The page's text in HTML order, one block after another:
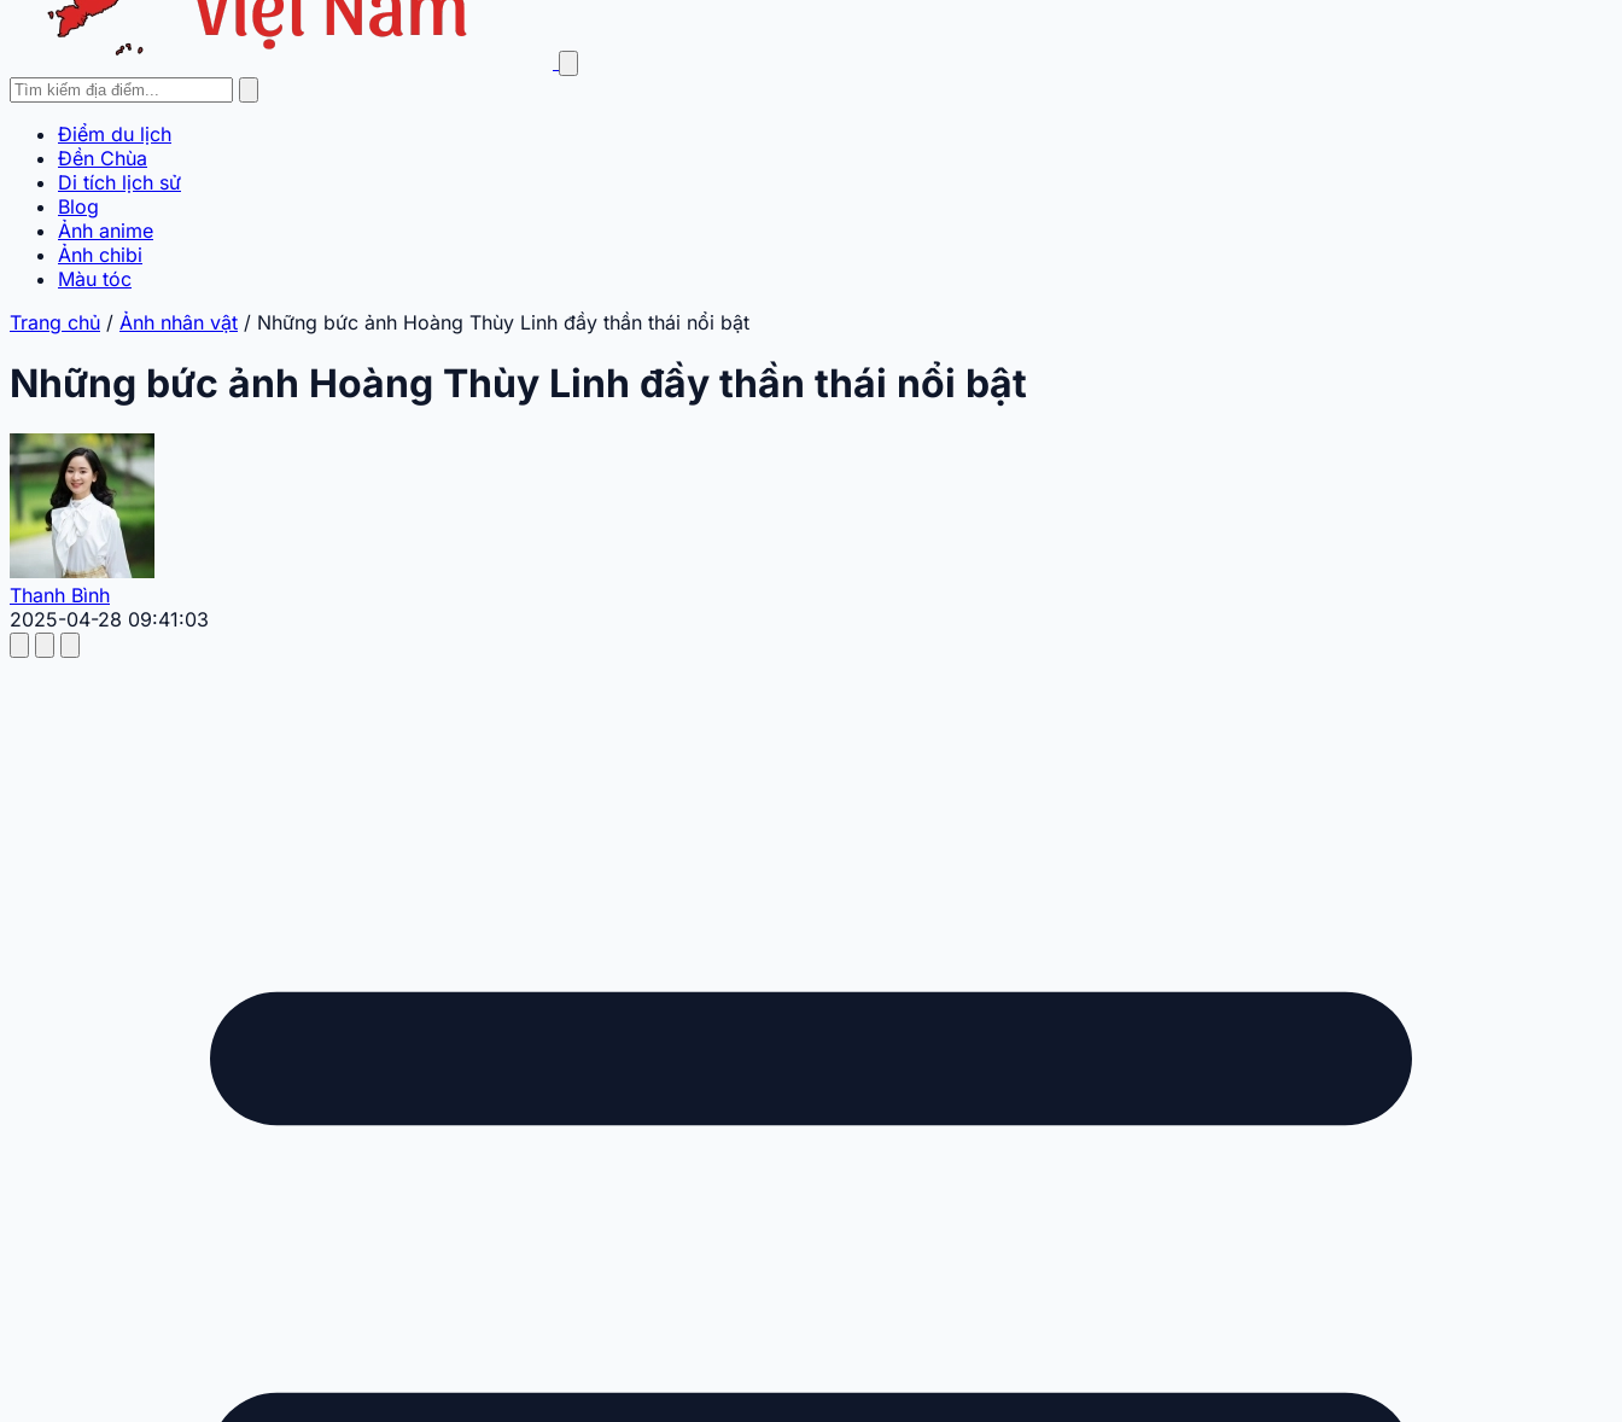
Điểm du lịch
Đền Chùa
Di tích lịch sử
Blog
Ảnh anime
Ảnh chibi
Màu tóc
Trang chủ / Ảnh nhân vật / Những bức ảnh Hoàng Thùy Linh đầy thần thái nổi bật
Những bức ảnh Hoàng Thùy Linh đầy thần thái nổi bật
Thanh Bình
2025-04-28 09:41:03